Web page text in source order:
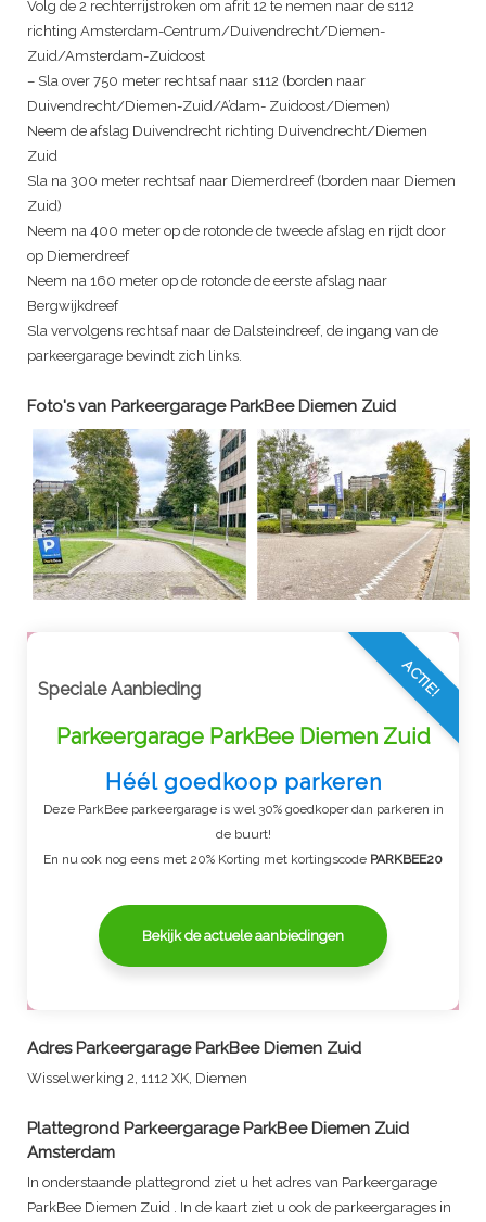
Volg de 2 rechterrijstroken om afrit 12 te nemen naar de s112
richting Amsterdam-Centrum/Duivendrecht/Diemen-
Zuid/Amsterdam-Zuidoost
– Sla over 750 meter rechtsaf naar s112 (borden naar
Duivendrecht/Diemen-Zuid/A’dam- Zuidoost/Diemen)
Neem de afslag Duivendrecht richting Duivendrecht/Diemen
Zuid
Sla na 300 meter rechtsaf naar Diemerdreef (borden naar Diemen
Zuid)
Neem na 400 meter op de rotonde de tweede afslag en rijdt door
op Diemerdreef
Neem na 160 meter op de rotonde de eerste afslag naar
Bergwijkdreef
Sla vervolgens rechtsaf naar de Dalsteindreef, de ingang van de
parkeergarage bevindt zich links.
Foto's van Parkeergarage ParkBee Diemen Zuid
Speciale Aanbieding
Parkeergarage ParkBee Diemen Zuid
Héél goedkoop parkeren
Deze ParkBee parkeergarage is wel 30% goedkoper dan parkeren in
de buurt!
En nu ook nog eens met 20% Korting met kortingscode PARKBEE20
Bekijk de actuele aanbiedingen
ACTIE!
Adres Parkeergarage ParkBee Diemen Zuid
Wisselwerking 2, 1112 XK, Diemen
Plattegrond Parkeergarage ParkBee Diemen Zuid
Amsterdam
In onderstaande plattegrond ziet u het adres van Parkeergarage
ParkBee Diemen Zuid . In de kaart ziet u ook de parkeergarages in